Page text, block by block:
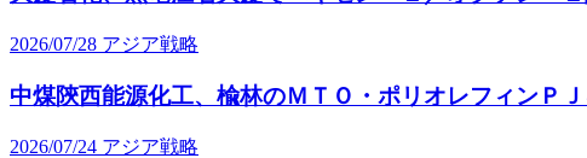
2026/07/28 アジア戦略
中煤陝西能源化工、楡林のＭＴＯ・ポリオレフィンＰ
2026/07/24 アジア戦略